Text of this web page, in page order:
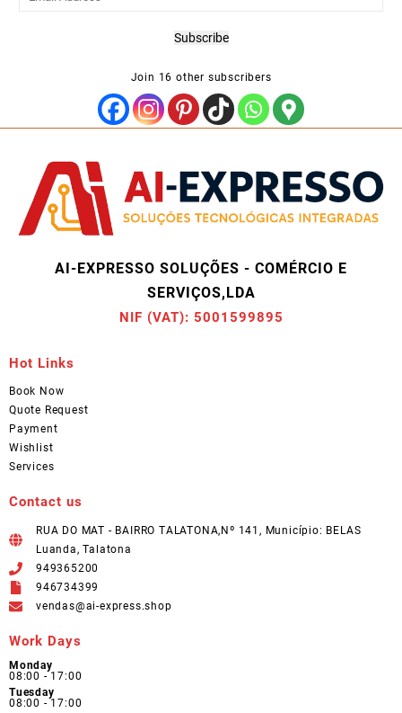
Subscribe
Join 16 other subscribers
AI-EXPRESSO SOLUÇÕES - COMÉRCIO E
SERVIÇOS,LDA
NIF (VAT): 5001599895
Hot Links
Book Now
Quote Request
Payment
Wishlist
Services
Contact us
RUA DO MAT - BAIRRO TALATONA,Nº 141, Município: BELAS
Luanda, Talatona
949365200
946734399
vendas@ai-express.shop
Work Days
Monday
08:00 - 17:00
Tuesday
08:00 - 17:00